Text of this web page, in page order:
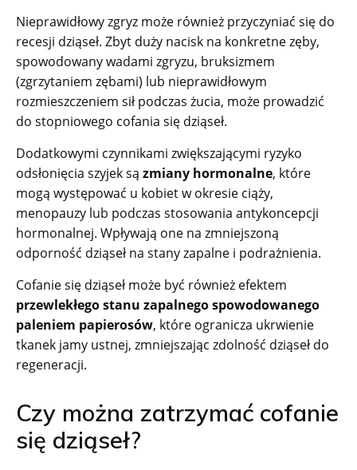
Nieprawidłowy zgryz może również przyczyniać się do
recesji dziąseł. Zbyt duży nacisk na konkretne zęby,
spowodowany wadami zgryzu, bruksizmem
(zgrzytaniem zębami) lub nieprawidłowym
rozmieszczeniem sił podczas żucia, może prowadzić
do stopniowego cofania się dziąseł.
Dodatkowymi czynnikami zwiększającymi ryzyko
odsłonięcia szyjek są zmiany hormonalne, które
mogą występować u kobiet w okresie ciąży,
menopauzy lub podczas stosowania antykoncepcji
hormonalnej. Wpływają one na zmniejszoną
odporność dziąseł na stany zapalne i podrażnienia.
Cofanie się dziąseł może być również efektem
przewlekłego stanu zapalnego spowodowanego
paleniem papierosów, które ogranicza ukrwienie
tkanek jamy ustnej, zmniejszając zdolność dziąseł do
regeneracji.
Czy można zatrzymać cofanie
się dziąseł?